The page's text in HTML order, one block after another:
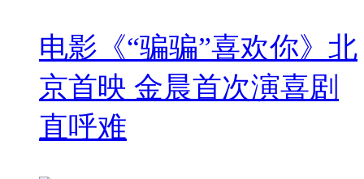
电影《“骗骗”喜欢你》北
京首映 金晨首次演喜剧
直呼难